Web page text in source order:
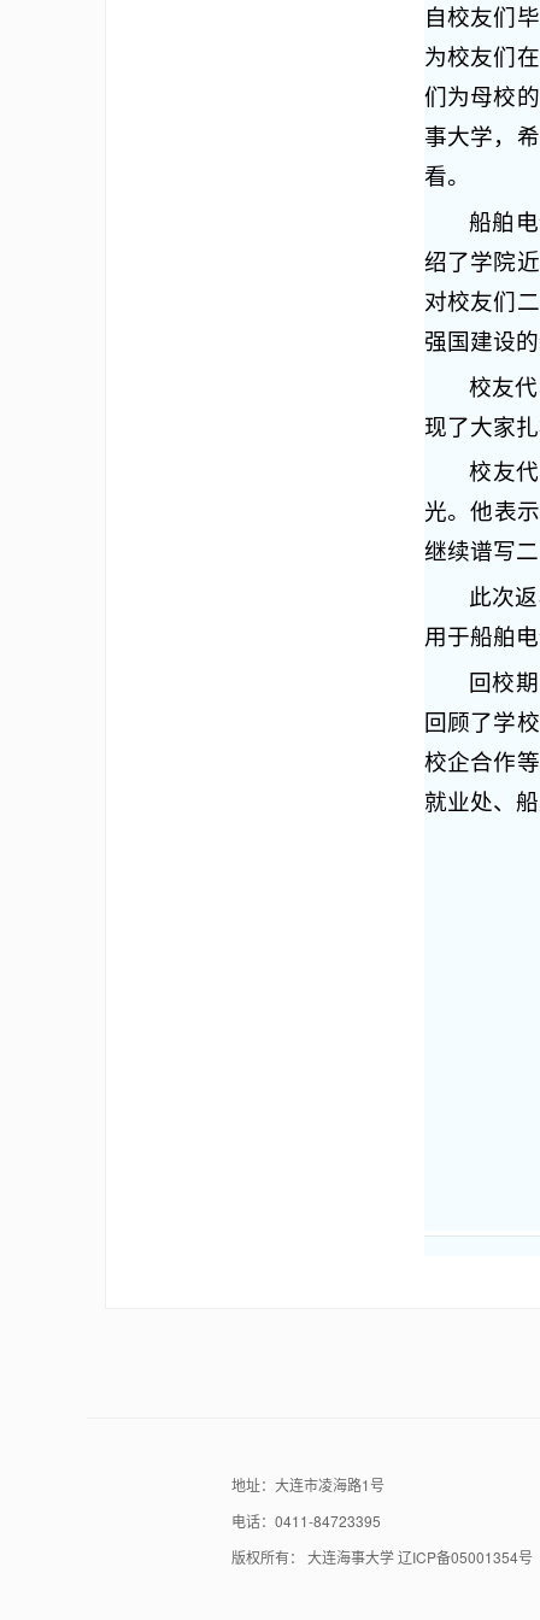
自校友们
为校友们
们为母校
事大学，
看。
船舶
绍了学院
对校友们
强国建设
校友
现了大家
校友
光。他表
继续谱写
此次
用于船舶
回校
回顾了学
校企合作
就业处、
地址：大连市凌海路1号
电话：0411-84723395
版权所有： 大连海事大学 辽ICP备05001354号